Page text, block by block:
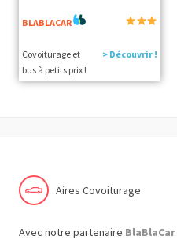
BLABLACAR
Covoiturage et
bus à petits prix !
> Découvrir !
Aires Covoiturage
Avec notre partenaire BlaBlaCar